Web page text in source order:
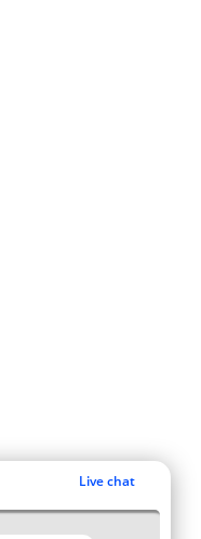
Live chat